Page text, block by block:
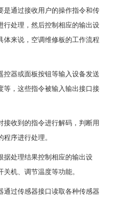
通过接收用户的操作指令和传
行处理，然后控制相应的输出设
体来说，空调维修板的工作流程
器或面板按钮等输入设备发送
等，这些指令被输入输出接口接
收到的指令进行解码，判断用
序进行处理。
处理结果控制相应的输出设
机、调节温度等功能。
过传感器接口读取各种传感器